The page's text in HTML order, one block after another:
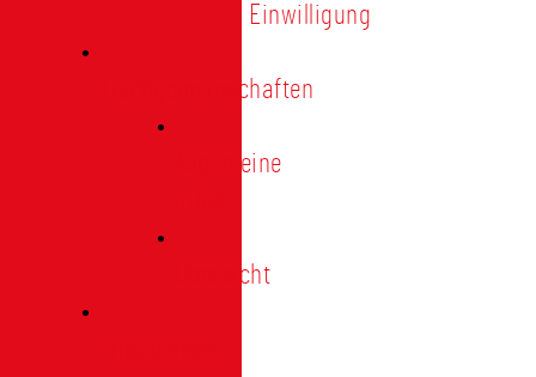
Einwilligung
Tischgemeinschaften
Allgemeine
Übersicht